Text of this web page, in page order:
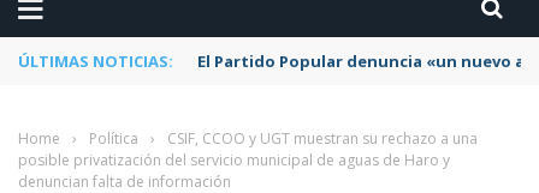
ÚLTIMAS NOTICIAS: El Partido Popular denuncia «un nuevo
Home › Política ›
CSIF, CCOO y UGT muestran su rechazo a una
posible privatización del servicio municipal de aguas de Haro y
denuncian falta de información